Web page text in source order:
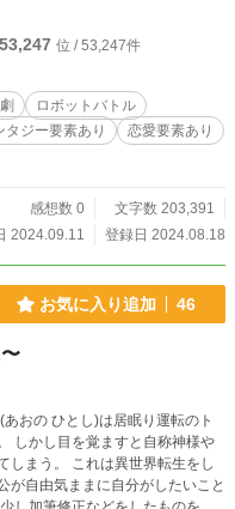
ターニャと言う見知らぬ少女に
が付いた。 王都では友人のカ
か現在の皇帝陛下となって生き
年後の未来世界で、かつて起きた
かす為、アランと籠の目の冒険者
の男の奪われた人生と。 ーー
53,247 位 / 53,247件
ロボットバトル
タジー要素あり
恋愛要素あり
感想数 0
文字数 203,391
2024.09.11
登録日 2024.08.18
お気に入り追加 46
おの ひとし)は居眠り運転のト
界転生をし
が自由気ままに自分がしたいこと